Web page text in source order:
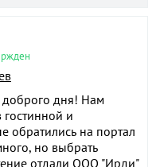
дня! Нам
гостинной и
обратились на портал
но выбрать
отдали ООО "Ирди"